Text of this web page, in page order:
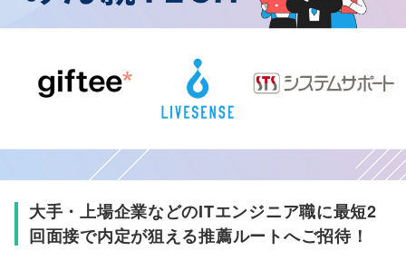
大手・上場企業などのITエンジニア職に最短2
回面接で内定が狙える推薦ルートへご招待！